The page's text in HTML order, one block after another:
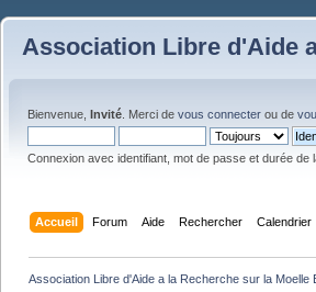
Association Libre d'Aide
Bienvenue, Invité . Merci de vous connecter ou de
Connexion avec identifiant, mot de passe et durée de
Accueil Forum Aide Rechercher Calendrier
Association Libre d'Aide a la Recherche sur la Moelle